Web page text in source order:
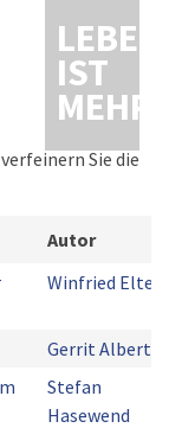
LEBEN
IST
MEHR
Sie die
Autor
Winfried Elter
Gerrit Alberts
Stefan
Hasewend